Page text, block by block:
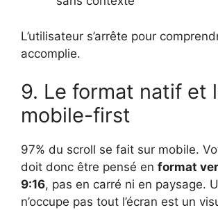
L’utilisateur s’arrête pour
accomplie.
9. Le format natif et
mobile-first
97% du scroll se fait sur mobile.
doit donc être pensé en format
9:16, pas en carré ni en paysage.
n’occupe pas tout l’écran est un